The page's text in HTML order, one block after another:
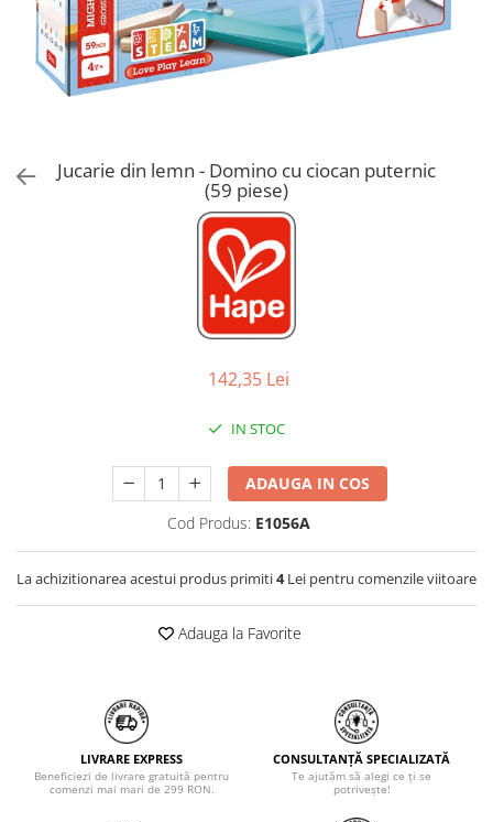
Consultanta Instalare
Jucarii de Sortare
Jucarii de tras
Jucarii din plus
Jucarii muzicale
PAPUSI
Jucarie din lemn - Domino cu ciocan puternic
(59 piese)
142,35 Lei
IN STOC
ADAUGA IN COS
Cod Produs: E1056A
La achizitionarea acestui produs primiti4Lei pentru comenzile viitoare
Adauga la Favorite
LIVRARE EXPRESS
Beneficiezi de livrare gratuită pentru
comenzi mai mari de 299 RON.
CONSULTANȚĂ SPECIALIZATĂ
Te ajutăm să alegi ce ți se
potrivește!